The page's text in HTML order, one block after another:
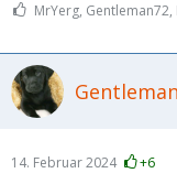
MrYerg,
14. Februar 2024 +6